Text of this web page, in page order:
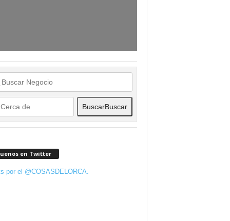
BuscarBuscar
en Twitter
por el @COSASDELORCA.